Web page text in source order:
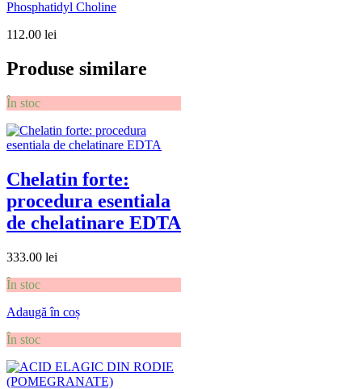
Phosphatidyl Choline
112.00 lei
Produse similare
În stoc
Chelatin forte:
procedura esentiala
de chelatinare EDTA
333.00 lei
În stoc
Adaugă în coș
În stoc